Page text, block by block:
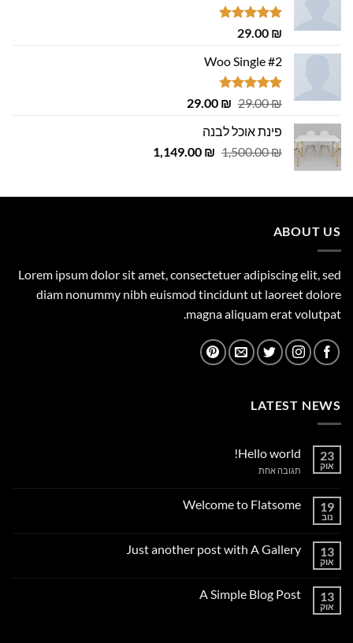
דורג5.00
29.00 ₪
Woo Single #2
דורג4.75
29.00₪
המחיר
היה:
29.00 ₪.
29.00 ₪
המחיר
29.00 ₪.
פינת אוכל לבנה
1,500.00₪
המחיר
1,500.00 ₪.
1,149.00 ₪
המחיר
1,149.00 ₪.
ABOUT US
Lorem ipsum dolor sit amet, consectetuer adipiscing elit, sed
diam nonummy nibh euismod tincidunt ut laoreet dolore
magna aliquam erat volutpat.
LATEST NEWS
23
אוק
Hello world!
תגובה אחתעל
19
נוב
Welcome to Flatsome
Welcome
13
אוק
Just another post with A Gallery
Just
13
אוק
A Simple Blog Post